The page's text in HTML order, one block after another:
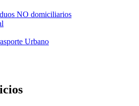
NO domiciliarios
Urbano